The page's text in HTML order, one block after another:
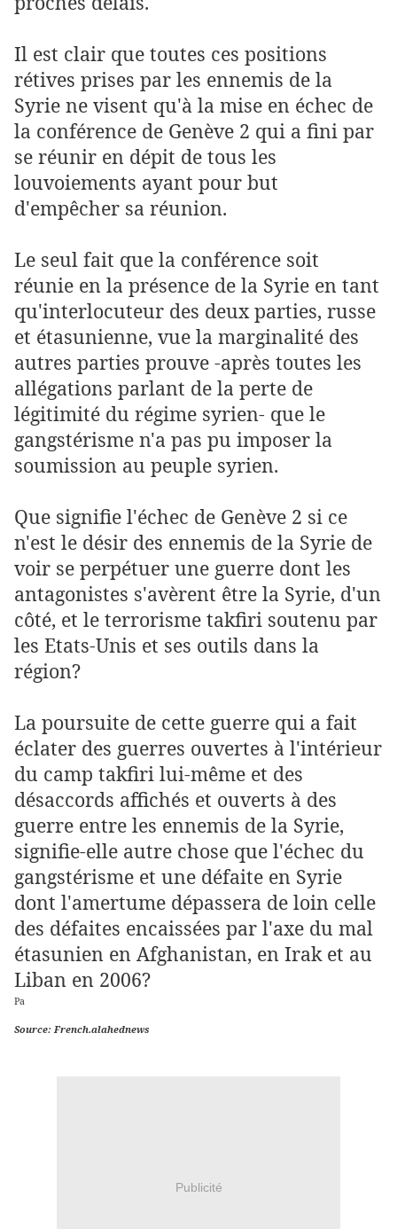
Il est clair que toutes ces positions
rétives prises par les ennemis de la
Syrie ne visent qu'à la mise en échec de
la conférence de Genève 2 qui a fini par
se réunir en dépit de tous les
louvoiements ayant pour but
d'empêcher sa réunion.
Le seul fait que la conférence soit
réunie en la présence de la Syrie en tant
qu'interlocuteur des deux parties, russe
et étasunienne, vue la marginalité des
autres parties prouve -après toutes les
allégations parlant de la perte de
légitimité du régime syrien- que le
gangstérisme n'a pas pu imposer la
soumission au peuple syrien.
Que signifie l'échec de Genève 2 si ce
n'est le désir des ennemis de la Syrie de
voir se perpétuer une guerre dont les
antagonistes s'avèrent être la Syrie, d'un
côté, et le terrorisme takfiri soutenu par
les Etats-Unis et ses outils dans la
région?
La poursuite de cette guerre qui a fait
éclater des guerres ouvertes à l'intérieur
du camp takfiri lui-même et des
désaccords affichés et ouverts à des
guerre entre les ennemis de la Syrie,
signifie-elle autre chose que l'échec du
gangstérisme et une défaite en Syrie
dont l'amertume dépassera de loin celle
des défaites encaissées par l'axe du mal
étasunien en Afghanistan, en Irak et au
Liban en 2006?
Pa
Source: French.alahednews
Publicité